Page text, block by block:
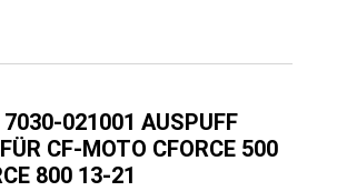
7030-021001 AUSPUFF
CF-MOTO CFORCE 500
800 13-21